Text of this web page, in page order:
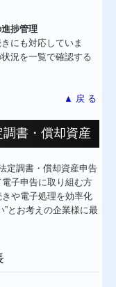
捗管理
にも対応していま
況を一覧で確認する
▲ 戻 る
書・償却資産
定調書・償却資産申告
子申告に取り組む方
や電子処理を効率化
”とお考えの企業様に最